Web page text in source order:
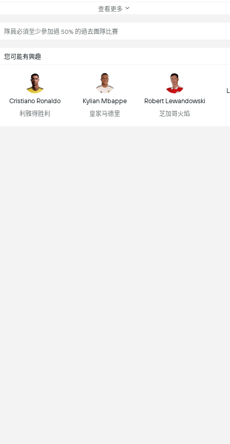
查看更多
隊員必須至少參加過 50% 的過去團隊比賽
您可能有興趣
Cristiano Ronaldo
利雅得胜利
Kylian Mbappe
皇家马德里
Robert Lewandowski
芝加哥火焰